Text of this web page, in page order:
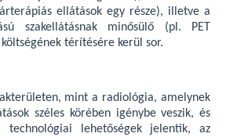
ellátások egy része), illetve a
szakellátásnak minősülő (pl. PET
térítésére kerül sor.
mint a radiológia, amelynek
széles körében igénybe veszik, és
technológiai lehetőségek jelentik, az